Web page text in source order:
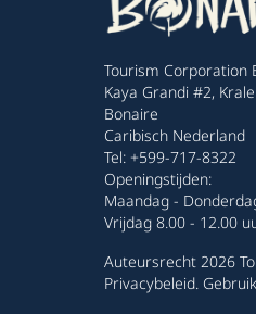
Tourism Corporation
Kaya Grandi #2,
Bonaire
Caribisch Nederland
Tel: +599-717-8322
Openingstijden:
Maandag -
Vrijdag 8.00 - 12.00
Auteursrecht 2026
Privacybeleid.